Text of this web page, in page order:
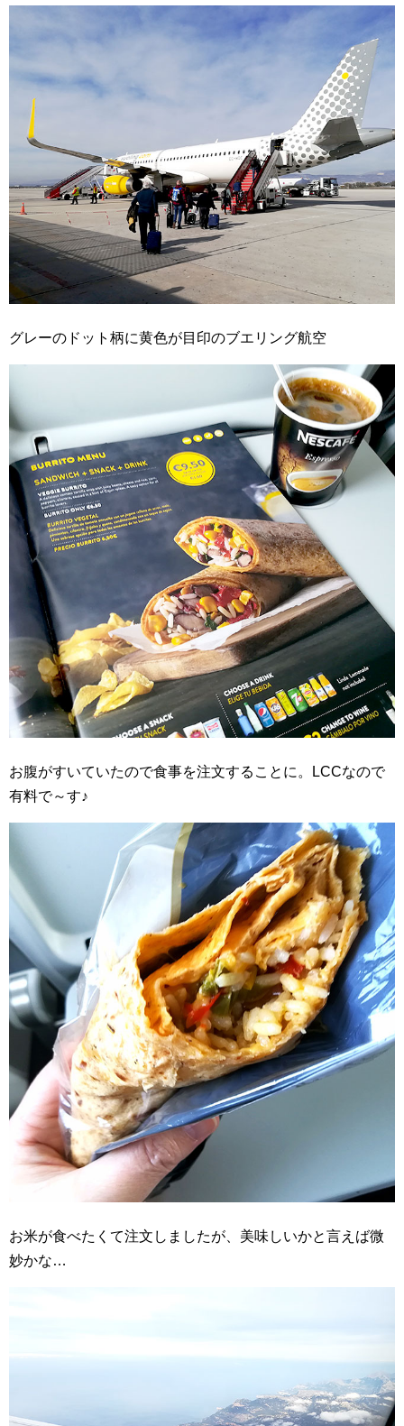
グレーのドット柄に黄色が目印のブエリング航空
お腹がすいていたので食事を注文することに。LCCなので
有料で～す♪
お米が食べたくて注文しましたが、美味しいかと言えば微
妙かな…